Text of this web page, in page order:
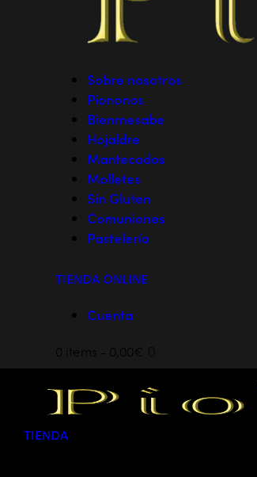
Sobre nosotros
Piononos
Bienmesabe
Hojaldre
Mantecados
Molletes
Sin Gluten
Comuniones
Pastelería
TIENDA ONLINE
Cuenta
0 items - 0,00€
TIENDA